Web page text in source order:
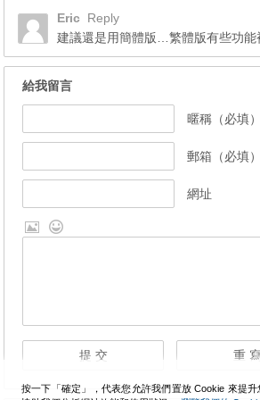
Eric Reply
建議還是用簡體版…繁體版有些功能
給我留言
暱稱（必填）
郵箱（必填）
網址
按一下「確定」，代表您允許我們置放 Cookie 來提升